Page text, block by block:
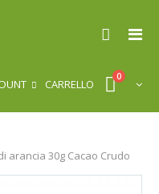
CARRELLO
0
arancia 30g Cacao Crudo